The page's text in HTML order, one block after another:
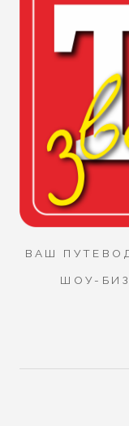
ВАШ
ШОУ-